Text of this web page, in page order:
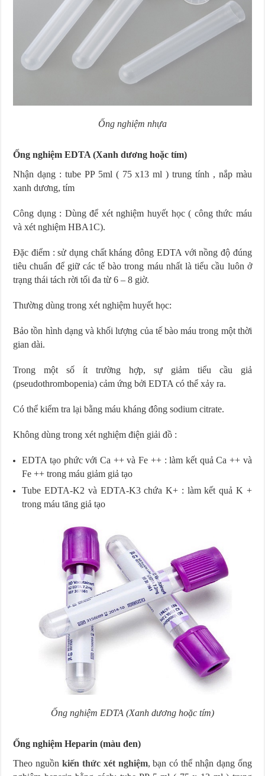
Ống nghiệm nhựa
Ống nghiệm EDTA (Xanh dương hoặc tím)
Nhận dạng : tube PP 5ml ( 75 x13 ml ) trung tính , nắp màu
xanh dương, tím
Công dụng : Dùng để xét nghiệm huyết học ( công thức máu
và xét nghiệm HBA1C).
Đặc điểm : sử dụng chất kháng đông EDTA với nồng độ đúng
tiêu chuẩn để giữ các tế bào trong máu nhất là tiểu cầu luôn ở
trạng thái tách rời tối đa từ 6 – 8 giờ.
Thường dùng trong xét nghiệm huyết học:
Bảo tồn hình dạng và khối lượng của tế bào máu trong một thời
gian dài.
Trong một số ít trường hợp, sự giảm tiểu cầu giả
(pseudothrombopenia) cảm ứng bởi EDTA có thể xảy ra.
Có thể kiểm tra lại bằng máu kháng đông sodium citrate.
Không dùng trong xét nghiệm điện giải đồ :
EDTA tạo phức với Ca ++ và Fe ++ : làm kết quả Ca ++ và
Fe ++ trong máu giảm giả tạo
Tube EDTA-K2 và EDTA-K3 chứa K+ : làm kết quả K +
trong máu tăng giả tạo
Ống nghiệm EDTA (Xanh dương hoặc tím)
Ống nghiệm Heparin (màu đen)
Theo nguồn kiến thức xét nghiệm, bạn có thể nhận dạng ống